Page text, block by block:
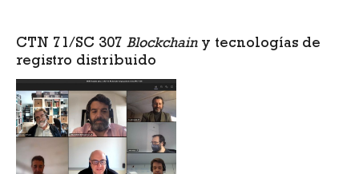
CTN 71/SC 307 Blockchainy tecnologías de
registro distribuido